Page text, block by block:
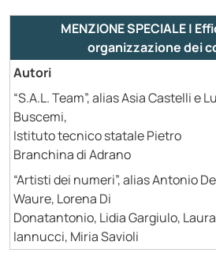
MENZIONE SPECIALE |
organizzazione dei
Autori
“S.A.L. Team”, alias Asia Castelli e
Buscemi,
Istituto tecnico statale Pietro
Branchina di Adrano
“Artisti dei numeri”, alias Antonio De
Waure, Lorena Di
Donatantonio, Lidia Gargiulo, Laura
Iannucci, Miria Savioli